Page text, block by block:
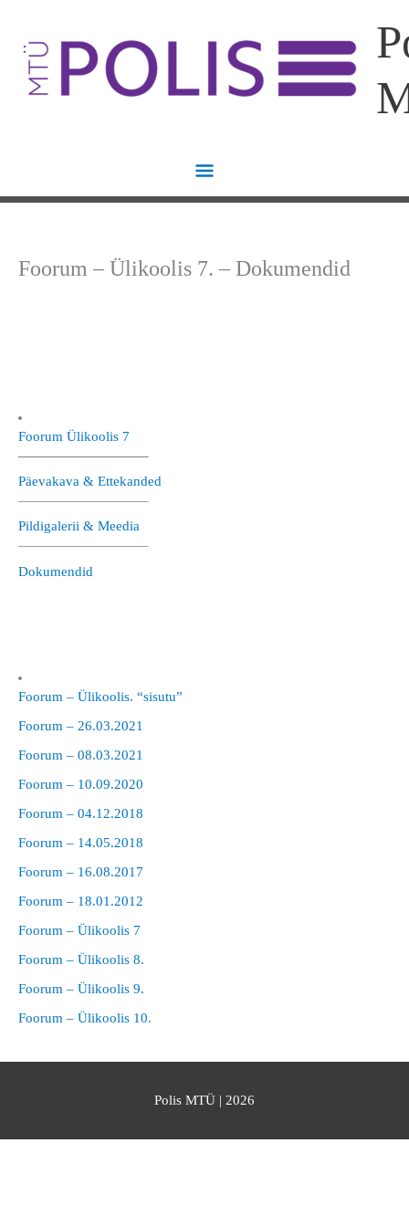
content
Menu
Foorum Ülikoolis 7
—————————–
Päevakava & Ettekanded
—————————–
Pildigalerii & Meedia
—————————–
Dokumendid
Foorum – Ülikoolis. “sisutu”
Foorum – 26.03.2021
Foorum – 08.03.2021
Foorum – 10.09.2020
Foorum – 04.12.2018
Foorum – 14.05.2018
Foorum – 16.08.2017
Foorum – 18.01.2012
Foorum – Ülikoolis 7
Foorum – Ülikoolis 8.
Foorum – Ülikoolis 9.
Foorum – Ülikoolis 10.
Foorum – Ülikoolis 7. – Dokumendid
Polis MTÜ | 2026